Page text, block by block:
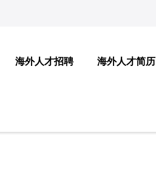
海外人才招聘 海外人才简历